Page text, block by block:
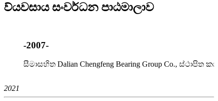
ව්යවසාය සංවර්ධන පාඨමාලාව
-2007-
සීමාසහිත Dalian Chengfeng Bearing Group Co., ස්ථාපිත
2021